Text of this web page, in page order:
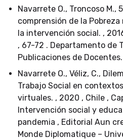
Navarrete O., Troncoso M.,
comprensión de la
la intervención social. ,
, 67-72 . Departamento de
Publicaciones de Docentes.
Navarrete O., Véliz, C.,
Trabajo Social en
virtuales. , 2020 , Chile ,
Intervención social y
pandemia , Editorial Aun
Monde Diplomatique –